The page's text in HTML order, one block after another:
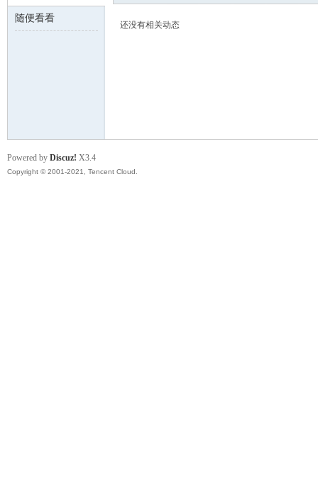
随便看看
还没有相关动态
Powered by Discuz! X3.4
Copyright © 2001-2021, Tencent Cloud.